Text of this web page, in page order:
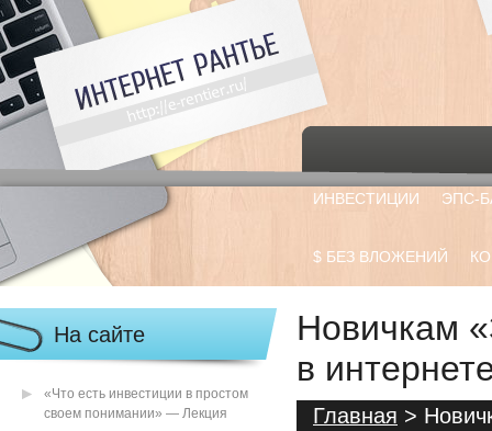
ИНВЕСТИЦИИ ЭПС-
$ БЕЗ ВЛОЖЕНИЙ
На сайте
«Что есть инвестиции в простом
своем понимании» — Лекция
Новичкам
в
Главная >